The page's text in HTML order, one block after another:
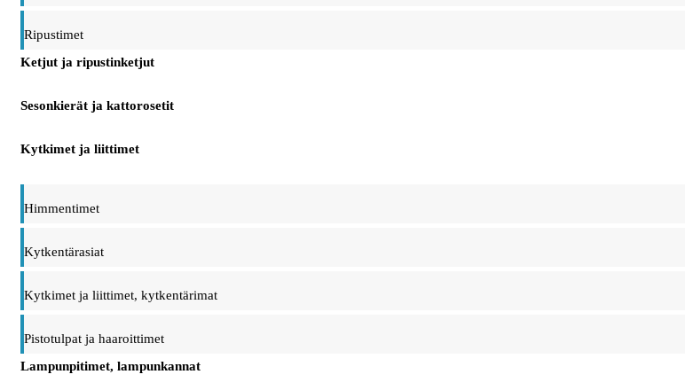
Ripustimet
Ketjut ja ripustinketjut
Sesonkierät ja kattorosetit
Kytkimet ja liittimet
Himmentimet
Kytkentärasiat
Kytkimet ja liittimet, kytkentärimat
Pistotulpat ja haaroittimet
Lampunpitimet, lampunkannat